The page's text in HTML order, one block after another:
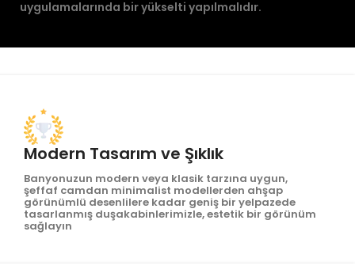
uygulamalarında bir yükselti yapılmalıdır.
Modern Tasarım ve Şıklık
Banyonuzun modern veya klasik tarzına uygun,
şeffaf camdan minimalist modellerden ahşap
görünümlü desenlilere kadar geniş bir yelpazede
tasarlanmış duşakabinlerimizle, estetik bir görünüm
sağlayın